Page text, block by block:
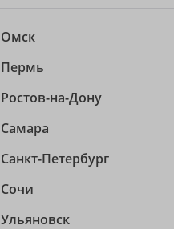
Омск
Пермь
Ростов-на-Дону
Самара
Санкт-Петербург
Сочи
Ульяновск